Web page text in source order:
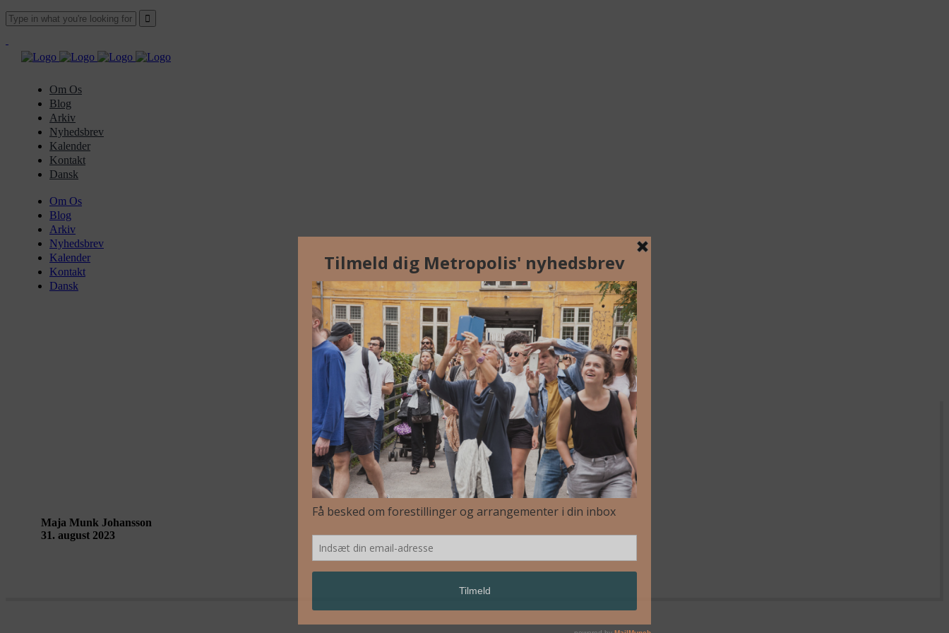
Om Os
Blog
Arkiv
Nyhedsbrev
Kalender
Kontakt
Dansk
Om Os
Blog
Arkiv
Nyhedsbrev
Kalender
Kontakt
Dansk
Lyt til Aarhus’ stemme – refleksioner fra Performing Landscapes Aarhus – Waterlines
Maja Munk Johansson
31. august 2023